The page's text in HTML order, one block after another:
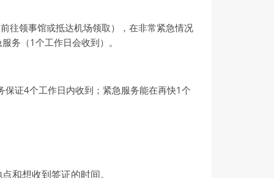
往领事馆或抵达机场领取），在非常紧急情况
务（1个工作日会收到）。
证4个工作日内收到；紧急服务能在再快1个
和想收到签证的时间。